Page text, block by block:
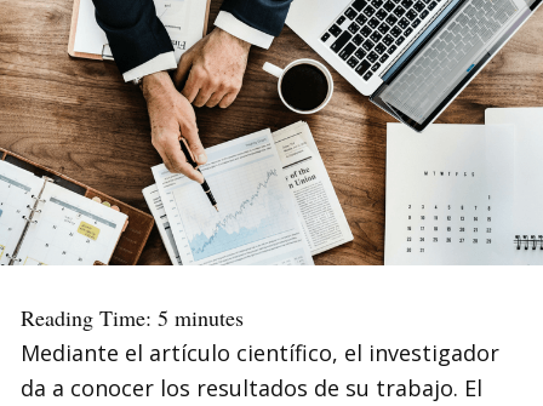
Reading Time: 5 minutes
Mediante el artículo científico, el investigador
da a conocer los resultados de su trabajo. El